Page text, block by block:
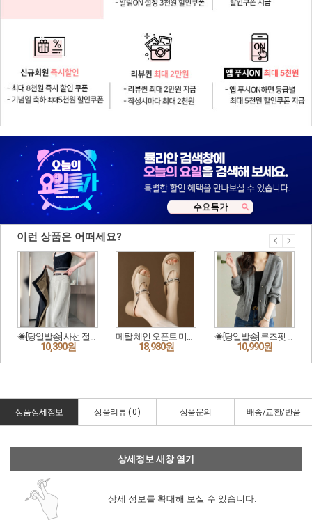
상품상세정보 상품리뷰 ( 0) 상품문의 배송/교환/반품
상세정보 새창 열기
상세 정보를 확대해 보실 수 있습니다.